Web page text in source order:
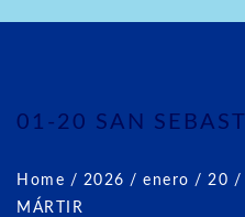
01-20 SAN
Home / 2026 / enero / 20 /
MÁRTIR